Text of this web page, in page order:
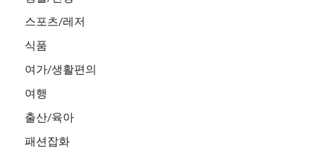
스포츠/레저
식품
여가/생활편의
여행
출산/육아
패션잡화